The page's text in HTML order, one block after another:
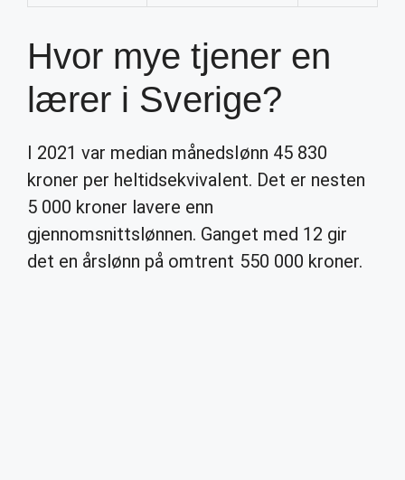
Hvor mye tjener en
lærer i Sverige?
I 2021 var median månedslønn 45 830
kroner per heltidsekvivalent. Det er nesten
5 000 kroner lavere enn
gjennomsnittslønnen. Ganget med 12 gir
det en årslønn på omtrent 550 000 kroner.